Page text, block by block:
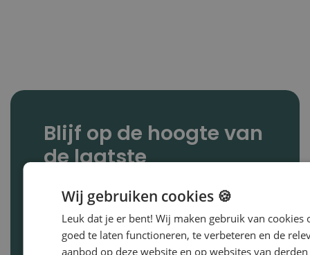
Blijf op de hoogte van
de laatste
Wil jij op de hoogte blijven van alle
ontwikkelingen binnen Driessen Groep?
En de nieuwste whitepapers,
Wij gebruiken cookies 🍪
Leuk dat je er bent! Wij maken gebruik van cookies
goed te laten functioneren, te verbeteren en de
aanbod op deze website en op websites van derden